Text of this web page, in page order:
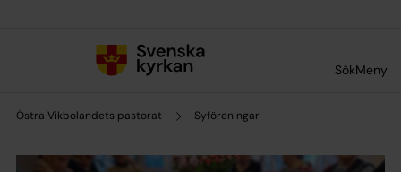
SökMeny
Östra Vikbolandets pastorat Syföreningar